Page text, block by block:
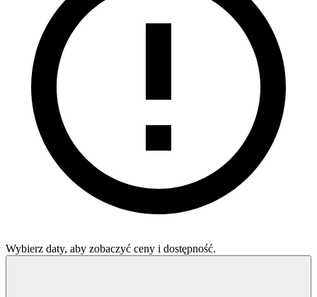
Wybierz daty, aby zobaczyć ceny i dostępność.